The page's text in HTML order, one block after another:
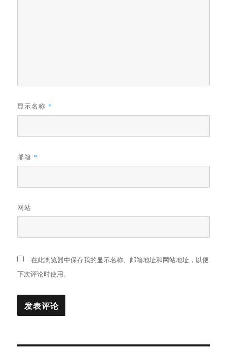
显示名称 *
邮箱 *
网站
在此浏览器中保存我的显示名称、邮箱地址和网站地址，以便
下次评论时使用。